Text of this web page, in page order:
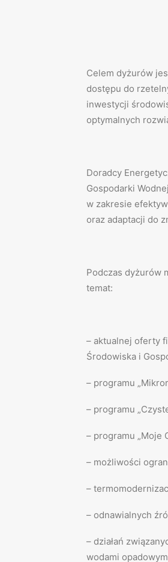
Celem dyżurów
dostępu do
inwestycji
optymalnych
Doradcy
Gospodarki
w zakresie
oraz adaptacji do
Podczas dyżurów
temat:
– aktualnej oferty
Środowiska i
– programu
– programu
– programu „Moje
– możliwości
–
– odnawialnych
– działań
wodami